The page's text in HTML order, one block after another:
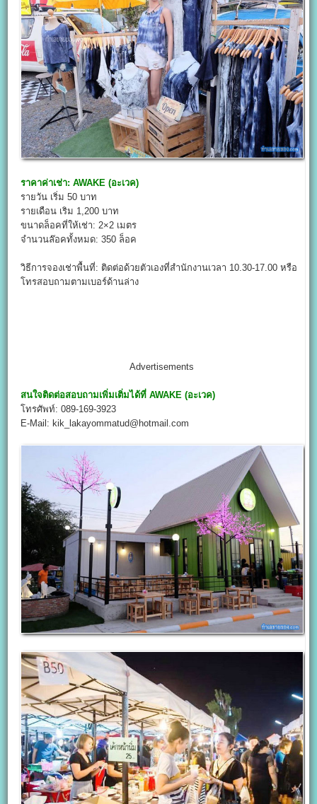
ราคาค่าเช่า: AWAKE (อะเวค)
รายวัน เริ่ม 50 บาท
รายเดือน เริม 1,200 บาท
ขนาดล็อคที่ให้เช่า: 2×2 เมตร
จำนวนล๊อคทั้งหมด: 350 ล็อค
วิธีการจองเช่าพื้นที่: ติดต่อด้วยตัวเองที่สำนักงานเวลา 10.30-17.00 หรือ
โทรสอบถามตามเบอร์ด้านล่าง
Advertisements
สนใจติดต่อสอบถามเพิ่มเติ่มได้ที่ AWAKE (อะเวค)
โทรศัพท์: 089-169-3923
E-Mail: kik_lakayommatud@hotmail.com